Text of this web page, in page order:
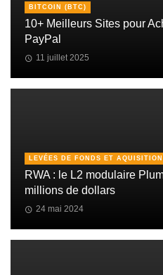
BITCOIN (BTC)
10+ Meilleurs Sites pour
PayPal
11 juillet 2025
LEVÉES DE FONDS ET
RWA : le L2 modulaire
millions de dollars
24 mai 2024